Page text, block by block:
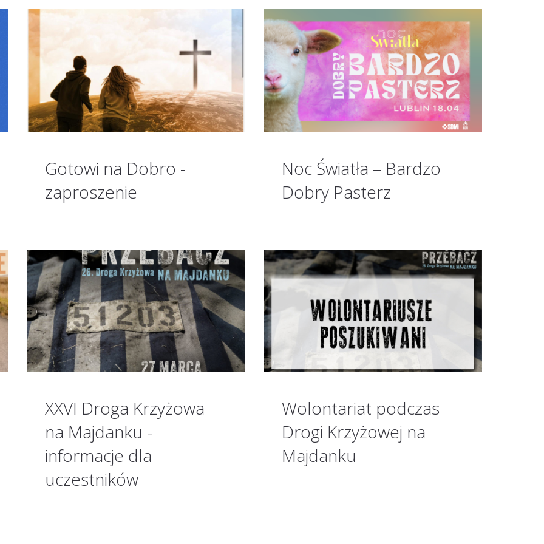
Gotowi na Dobro -
zaproszenie
Noc Światła – Bardzo
Dobry Pasterz
XXVI Droga Krzyżowa
na Majdanku -
informacje dla
uczestników
Wolontariat podczas
Drogi Krzyżowej na
Majdanku